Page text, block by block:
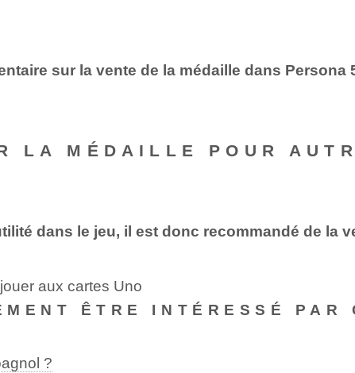
sur la vente de la médaille dans Persona
MÉDAILLE POUR
dans le jeu, il est donc recommandé de la
aux cartes Uno
ÊTRE INTÉRESSÉ PAR
?